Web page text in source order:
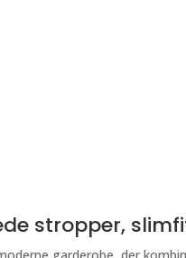
stropper,
garderobe, der